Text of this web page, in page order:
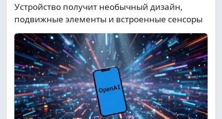
Устройство получит необычный дизайн,
подвижные элементы и встроенные сенсоры